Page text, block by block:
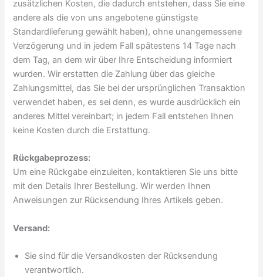
zusätzlichen Kosten, die dadurch entstehen, dass Sie eine
andere als die von uns angebotene günstigste
Standardlieferung gewählt haben), ohne unangemessene
Verzögerung und in jedem Fall spätestens 14 Tage nach
dem Tag, an dem wir über Ihre Entscheidung informiert
wurden. Wir erstatten die Zahlung über das gleiche
Zahlungsmittel, das Sie bei der ursprünglichen Transaktion
verwendet haben, es sei denn, es wurde ausdrücklich ein
anderes Mittel vereinbart; in jedem Fall entstehen Ihnen
keine Kosten durch die Erstattung.
Rückgabeprozess:
Um eine Rückgabe einzuleiten, kontaktieren Sie uns bitte
mit den Details Ihrer Bestellung. Wir werden Ihnen
Anweisungen zur Rücksendung Ihres Artikels geben.
Versand:
Sie sind für die Versandkosten der Rücksendung
verantwortlich.